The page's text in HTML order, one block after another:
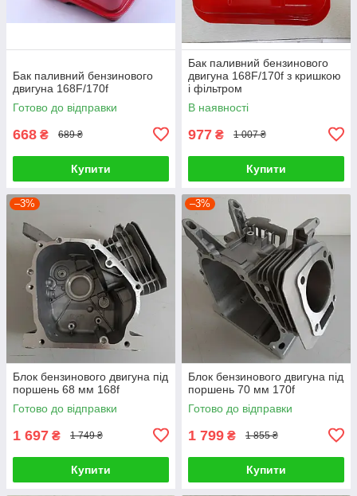
Бак паливний бензинового
двигуна 168F/170f
Готово до відправки
668 ₴ 689 ₴
Купити
Бак паливний бензинового
двигуна 168F/170f з кришкою
і фільтром
В наявності
977 ₴ 1 007 ₴
Купити
–3%
Блок бензинового двигуна під
поршень 68 мм 168f
Готово до відправки
1 697 ₴ 1 749 ₴
Купити
–3%
Блок бензинового двигуна під
поршень 70 мм 170f
Готово до відправки
1 799 ₴ 1 855 ₴
Купити